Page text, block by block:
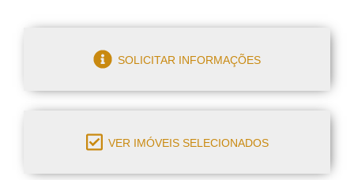
SOLICITAR INFORMAÇÕES
VER IMÓVEIS SELECIONADOS